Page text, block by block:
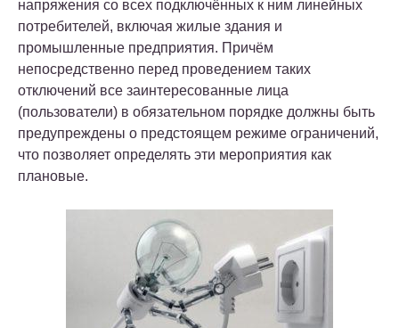
напряжения со всех подключённых к ним линейных
потребителей, включая жилые здания и
промышленные предприятия. Причём
непосредственно перед проведением таких
отключений все заинтересованные лица
(пользователи) в обязательном порядке должны быть
предупреждены о предстоящем режиме ограничений,
что позволяет определять эти мероприятия как
плановые.